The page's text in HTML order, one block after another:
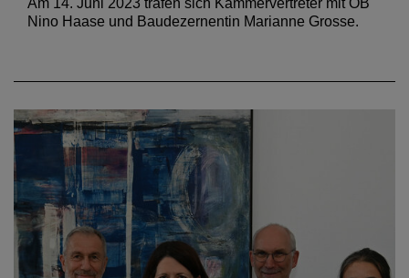
Am 14. Juni 2023 trafen sich Kammervertreter mit OB
Nino Haase und Baudezernentin Marianne Grosse.